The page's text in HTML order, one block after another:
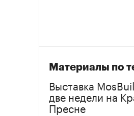
Материалы по
Выставка
две недели на
Пресне